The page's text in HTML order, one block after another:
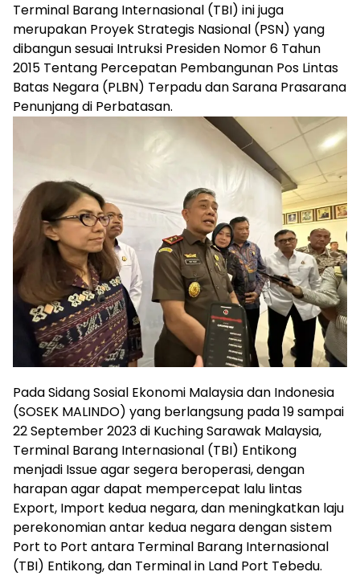
Terminal Barang Internasional (TBI) ini juga
merupakan Proyek Strategis Nasional (PSN) yang
dibangun sesuai Intruksi Presiden Nomor 6 Tahun
2015 Tentang Percepatan Pembangunan Pos Lintas
Batas Negara (PLBN) Terpadu dan Sarana Prasarana
Penunjang di Perbatasan.
Pada Sidang Sosial Ekonomi Malaysia dan Indonesia
(SOSEK MALINDO) yang berlangsung pada 19 sampai
22 September 2023 di Kuching Sarawak Malaysia,
Terminal Barang Internasional (TBI) Entikong
menjadi Issue agar segera beroperasi, dengan
harapan agar dapat mempercepat lalu lintas
Export, Import kedua negara, dan meningkatkan laju
perekonomian antar kedua negara dengan sistem
Port to Port antara Terminal Barang Internasional
(TBI) Entikong, dan Terminal in Land Port Tebedu.